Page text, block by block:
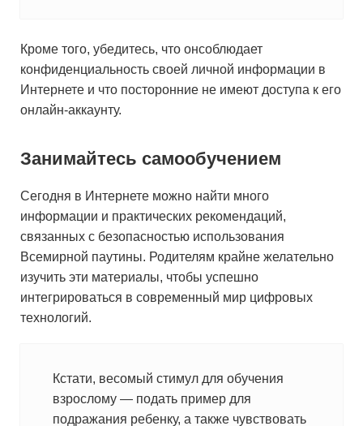
Кроме того, убедитесь, что онсоблюдает
конфиденциальность своей личной информации в
Интернете и что посторонние не имеют доступа к его
онлайн-аккаунту.
Занимайтесь самообучением
Сегодня в Интернете можно найти много
информации и практических рекомендаций,
связанных с безопасностью использования
Всемирной паутины. Родителям крайне желательно
изучить эти материалы, чтобы успешно
интегрироваться в современный мир цифровых
технологий.
Кстати, весомый стимул для обучения
взрослому — подать пример для
подражания ребенку, а также чувствовать